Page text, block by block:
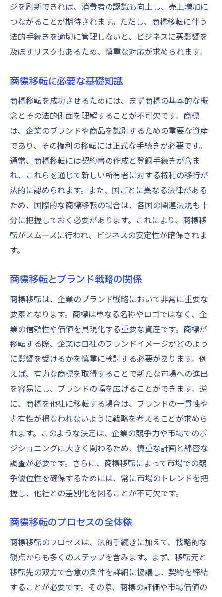
商標移転におけるプロフェッショナル支援の重
要性
商標移転の専門家が提供するサービスとは
プロフェッショナル支援が商標移転に与え
商標移転で専門家を選ぶ際のポイント
商標移転のコンサルティング活用法
外部支援を受けることで避けられるリスク
商標移転成功のためのプロフェッショナル
ネットワークづくり
商標移転プロセスで避けるべき落とし穴とその
対策
商標移転でよくある失敗事例とその教訓
商標移転の事前準備で重要なステップ
商標移転における法的トラブルの回避方法
商標移転後のフォローアップの重要性
商標移転でのリスク管理とその実践法
商標移転を成功に導くための法律的な理解の深
め方
商標移転に関する主要な法律を学ぶ
商標法が商標移転に与える影響とは
商標移転で知っておくべき法的用語集
法律に基づく商標移転の進め方
商標移転における法的ドキュメントの重要
性
商標移転での法律相談の活用方法
新たなビジネスチャンスを創出する商標移転の
秘訣
商標移転による市場拡大の可能性を探る
商標移転で新たな顧客層を開拓する方法
商標移転を活用したブランドポジショニン
グの強化
新市場参入を目指す商標移転の成功事例
ジを刷新できれば、消費者の認識も向上し、売上増加に
つながることが期待されます。ただし、商標移転に伴う
法的手続きを適切に管理しないと、ビジネスに悪影響を
及ぼすリスクもあるため、慎重な対応が求められます。
商標移転に必要な基礎知識
商標移転を成功させるためには、まず商標の基本的な概
念とその法的側面を理解することが不可欠です。商標
は、企業のブランドや商品を識別するための重要な資産
であり、その権利の移転には正式な手続きが必要です。
通常、商標移転には契約書の作成と登録手続きが含ま
れ、これらを通じて新しい所有者に対する権利の移行が
法的に認められます。また、国ごとに異なる法律がある
ため、国際的な商標移転の場合は、各国の関連法規も十
分に把握しておく必要があります。これにより、商標移
転がスムーズに行われ、ビジネスの安定性が確保されま
す。
商標移転とブランド戦略の関係
商標移転は、企業のブランド戦略において非常に重要な
要素となります。商標は単なる名称やロゴではなく、企
業の信頼性や価値を具現化する重要な資産です。商標が
移転する際、企業は自社のブランドイメージがどのよう
に影響を受けるかを慎重に検討する必要があります。例
えば、有力な商標を取得することで新たな市場への進出
を容易にし、ブランドの幅を広げることができます。逆
に、商標を他社に移転する場合は、ブランドの一貫性や
専有性が損なわれないように戦略を考えることが求めら
れます。このような決定は、企業の競争力や市場でのポ
ジショニングに大きく関わるため、慎重な計画と綿密な
調査が必要です。さらに、商標移転によって市場での競
争優位性を確保するためには、常に市場のトレンドを把
握し、他社との差別化を図ることが不可欠です。
商標移転のプロセスの全体像
商標移転のプロセスは、法的手続きに加えて、戦略的な
観点からも多くのステップを含みます。まず、移転元と
移転先の双方で合意の条件を詳細に協議し、契約を締結
することが必要です。その際、商標の評価や市場価値の